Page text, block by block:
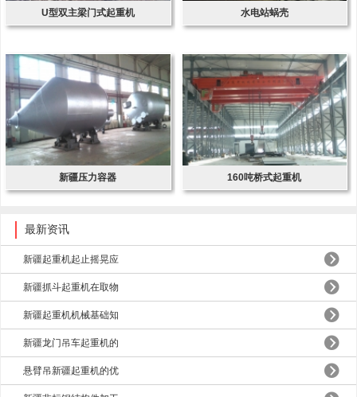
U型双主梁门式起重机 水电站蜗壳
新疆压力容器 160吨桥式起重机
最新资讯
新疆起重机起止摇晃应
新疆抓斗起重机在取物
新疆起重机机械基础知
新疆龙门吊车起重机的
悬臂吊新疆起重机的优